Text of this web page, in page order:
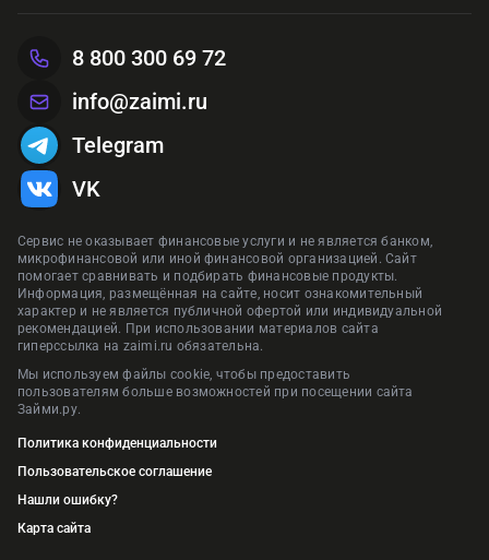
Сервис не оказывает финансовые услуги и не является банком,
микрофинансовой или иной финансовой организацией. Сайт
помогает сравнивать и подбирать финансовые продукты.
Информация, размещённая на сайте, носит ознакомительный
характер и не является публичной офертой или индивидуальной
рекомендацией. При использовании материалов сайта
гиперссылка на zaimi.ru обязательна.
Мы используем файлы cookie, чтобы предоставить
пользователям больше возможностей при посещении сайта
Займи.ру.
Политика конфиденциальности
Пользовательское соглашение
Нашли ошибку?
Карта сайта
8 800 300 69 72
info@zaimi.ru
Telegram
VK